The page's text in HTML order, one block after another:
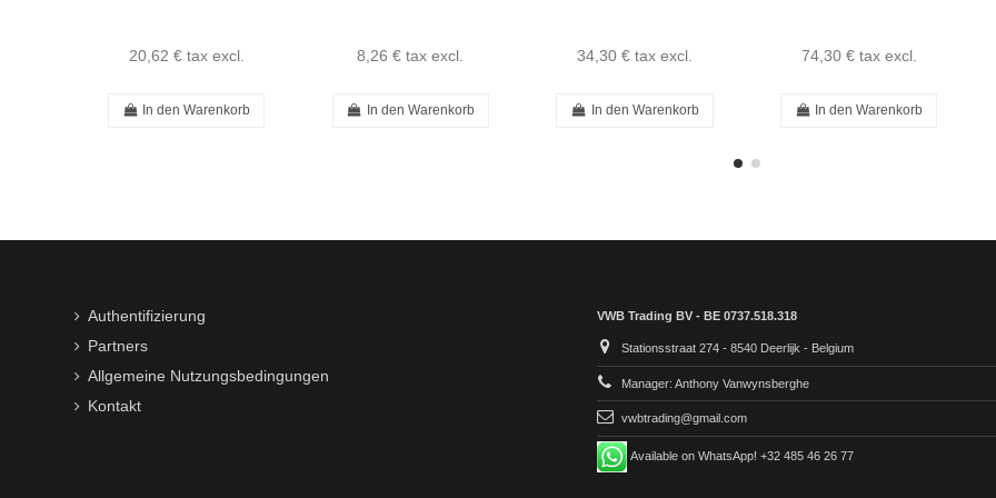
20,62 € tax excl.
In den Warenkorb
8,26 € tax excl.
In den Warenkorb
34,30 € tax excl.
In den Warenkorb
74,30 € tax excl.
In den Warenkorb
Authentifizierung
Partners
Allgemeine Nutzungsbedingungen
Kontakt
VWB Trading BV - BE 0737.518.318
Stationsstraat 274 - 8540 Deerlijk - Belgium
Manager: Anthony Vanwynsberghe
vwbtrading@gmail.com
Available on WhatsApp! +32 485 46 26 77